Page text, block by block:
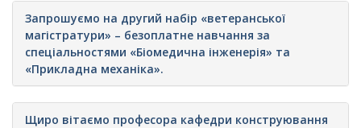
Запрошуємо на другий набір «ветеранської
магістратури» – безоплатне навчання за
спеціальностями «Біомедична інженерія» та
«Прикладна механіка».
Щиро вітаємо професора кафедри конструювання